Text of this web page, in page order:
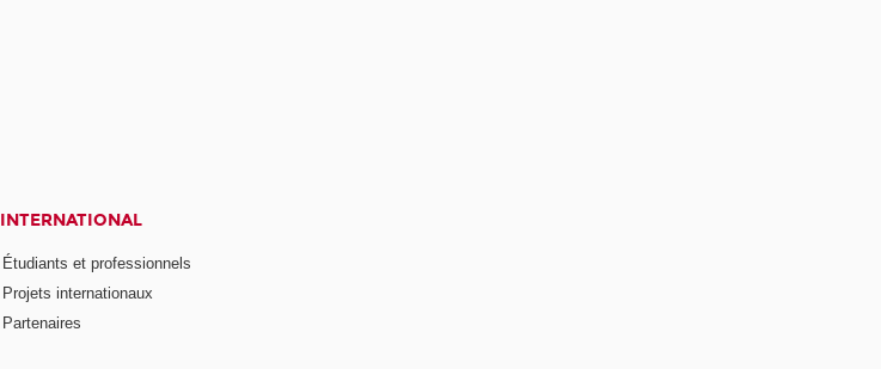
INTERNATIONAL
Étudiants et professionnels
Projets internationaux
Partenaires